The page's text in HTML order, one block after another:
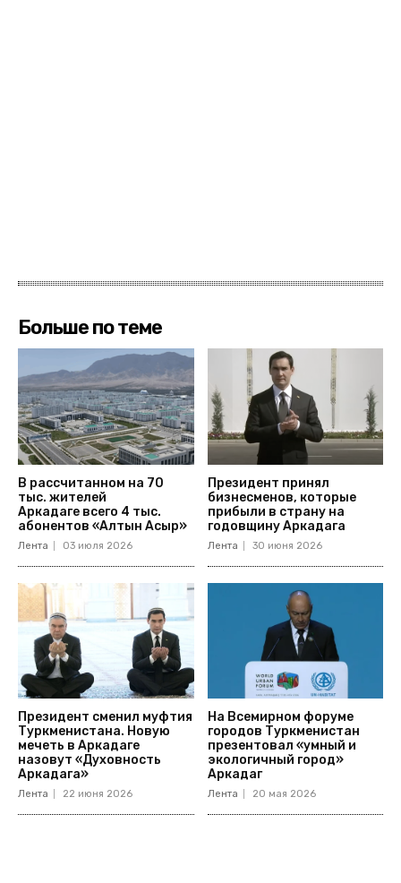
Больше по теме
В рассчитанном на 70
тыс. жителей
Аркадаге всего 4 тыс.
абонентов «Алтын Асыр»
Лента 03 июля 2026
Президент принял
бизнесменов, которые
прибыли в страну на
годовщину Аркадага
Лента 30 июня 2026
Президент сменил муфтия
Туркменистана. Новую
мечеть в Аркадаге
назовут «Духовность
Аркадага»
Лента 22 июня 2026
На Всемирном форуме
городов Туркменистан
презентовал «умный и
экологичный город»
Аркадаг
Лента 20 мая 2026